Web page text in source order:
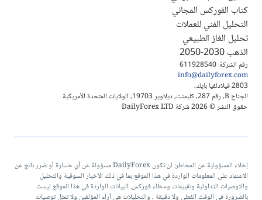
رقم الشركة: 611928540
info@dailyforex.com
2803 فيلادلفيا بايك،
الجناح B، رقم 287، كليمنت، ديلاوير 19703، الولايات المتحدة الأمريكية
حقوق النشر © 2026 شركة DailyForex LTD
كتاب الفوركس المجاني
التحليل الفني للعملات
تحليل الغاز الطبيعي
الذهب 2030-2050
إخلاء المسؤولية عن المخاطر: لن تكون DailyForex مسؤولة عن أي خسارة أو ضرر ناتج عن
الاعتماد على المعلومات الواردة في هذا الموقع بما في ذلك الأخبار السوقية والتحليل
والتوصيات التداولية وتقييمات وسطاء فوركس. البيانات الواردة في هذا الموقع ليست
بالضرورة في الوقت الفعلي ولا دقيقة ، والتحليلات هي آراء المؤلفين ولا تمثل توصيات